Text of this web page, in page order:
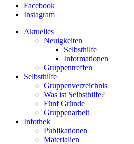
Facebook
Instagram
Aktuelles
Neuigkeiten
Selbsthilfe
Informationen
Gruppentreffen
Selbsthilfe
Gruppenverzeichnis
Was ist Selbsthilfe?
Fünf Gründe
Gruppenarbeit
Infothek
Publikationen
Materialien